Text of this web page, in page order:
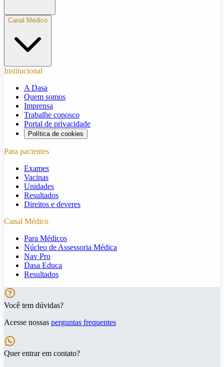
Canal Médico
Institucional
A Dasa
Quem somos
Imprensa
Trabalhe conosco
Portal de privacidade
Política de cookies
Para pacientes
Exames
Vacinas
Unidades
Resultados
Direitos e deveres
Canal Médico
Para Médicos
Núcleo de Assessoria Médica
Nav Pro
Dasa Educa
Resultados
Você tem dúvidas?
Acesse nossas perguntas frequentes
Quer entrar em contato?